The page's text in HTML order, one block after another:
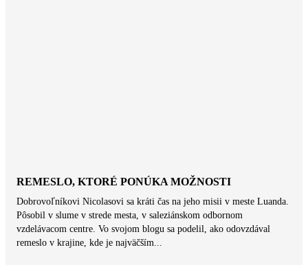
REMESLO, KTORÉ PONÚKA MOŽNOSTI
Dobrovoľníkovi Nicolasovi sa kráti čas na jeho misii v meste Luanda.
Pôsobil v slume v strede mesta, v saleziánskom odbornom
vzdelávacom centre. Vo svojom blogu sa podelil, ako odovzdával
remeslo v krajine, kde je najväčším...